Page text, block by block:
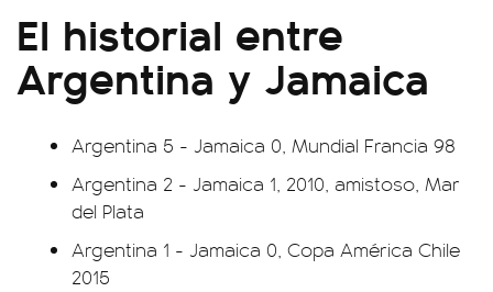
El historial entre
Argentina y Jamaica
Argentina 5 - Jamaica 0, Mundial Francia 98
Argentina 2 - Jamaica 1, 2010, amistoso, Mar
del Plata
Argentina 1 - Jamaica 0, Copa América Chile
2015